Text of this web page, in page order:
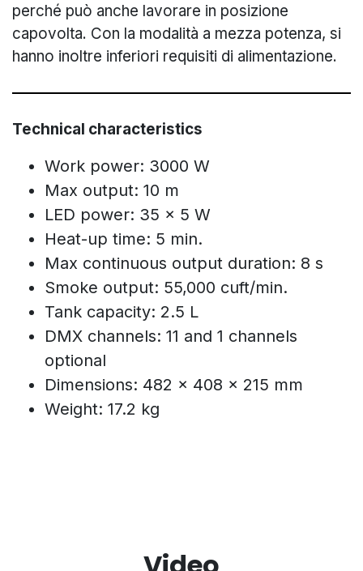
perché può anche lavorare in posizione
capovolta. Con la modalità a mezza potenza, si
hanno inoltre inferiori requisiti di alimentazione.
Technical characteristics
Work power: 3000 W
Max output: 10 m
LED power: 35 x 5 W
Heat-up time: 5 min.
Max continuous output duration: 8 s
Smoke output: 55,000 cuft/min.
Tank capacity: 2.5 L
DMX channels: 11 and 1 channels
optional
Dimensions: 482 x 408 x 215 mm
Weight: 17.2 kg